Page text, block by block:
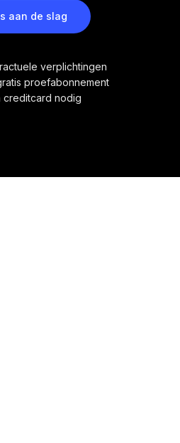
aan de slag
verplichtingen
proefabonnement
creditcard nodig